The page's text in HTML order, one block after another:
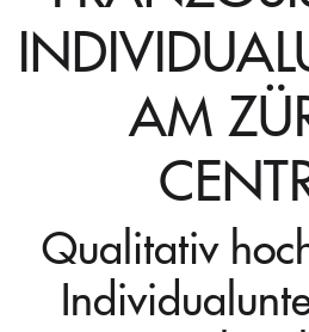
AM
Qualitativ